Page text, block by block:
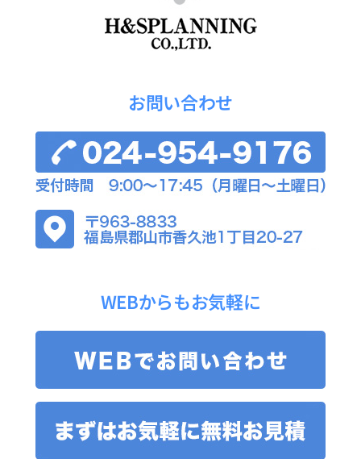
お問い合わせ
WEBからもお気軽に